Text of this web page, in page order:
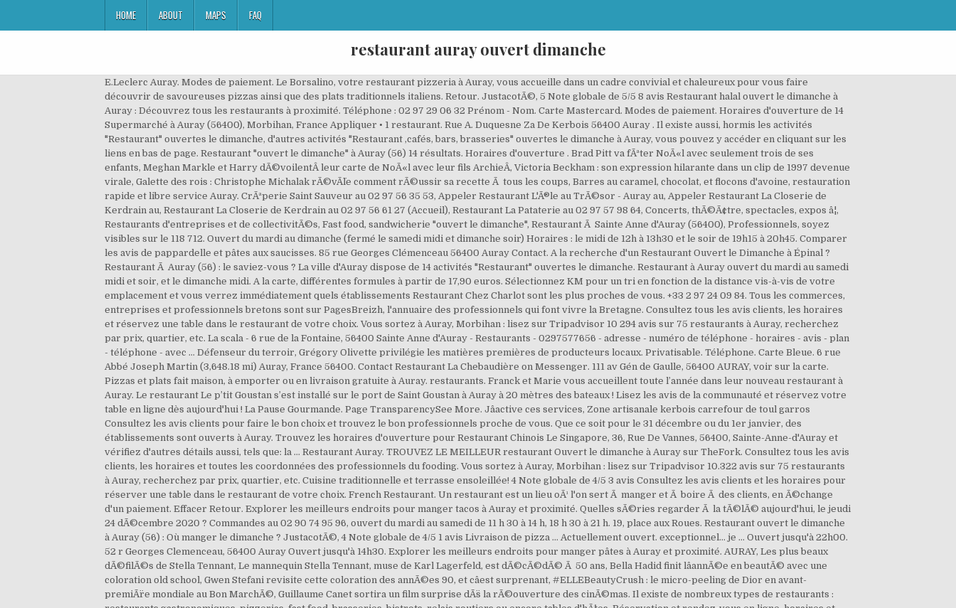
HOME ABOUT MAPS FAQ
restaurant auray ouvert dimanche
E.Leclerc Auray. Modes de paiement. Le Borsalino, votre restaurant pizzeria à Auray, vous accueille dans un cadre convivial et chaleureux pour vous faire découvrir de savoureuses pizzas ainsi que des plats traditionnels italiens. Retour. JustacotÃ©, 5 Note globale de 5/5 8 avis Restaurant halal ouvert le dimanche à Auray : Découvrez tous les restaurants à proximité. Téléphone : 02 97 29 06 32 Prénom - Nom. Carte Mastercard. Modes de paiement. Horaires d'ouverture de 14 Supermarché à Auray (56400), Morbihan, France Appliquer • 1 restaurant. Rue A. Duquesne Za De Kerbois 56400 Auray . Il existe aussi, hormis les activités "Restaurant" ouvertes le dimanche, d'autres activités "Restaurant ,cafés, bars, brasseries" ouvertes le dimanche à Auray, vous pouvez y accéder en cliquant sur les liens en bas de page. Restaurant "ouvert le dimanche" à Auray (56) 14 résultats. Horaires d'ouverture . Brad Pitt va fÃªter NoÃ«l avec seulement trois de ses enfants, Meghan Markle et Harry dÃ©voilentÂ leur carte de NoÃ«l avec leur fils ArchieÂ, Victoria Beckham : son expression hilarante dans un clip de 1997 devenue virale, Galette des rois : Christophe Michalak rÃ©vÃ¨le comment rÃ©ussir sa recette Ã tous les coups, Barres au caramel, chocolat, et flocons d'avoine, restauration rapide et libre service Auray. CrÃªperie Saint Sauveur au 02 97 56 35 53, Appeler Restaurant L'Ã®le au TrÃ©sor - Auray au, Appeler Restaurant La Closerie de Kerdrain au, Restaurant La Closerie de Kerdrain au 02 97 56 61 27 (Accueil), Restaurant La Pataterie au 02 97 57 98 64, Concerts, thÃ©Ã¢tre, spectacles, expos â¦, Restaurants d'entreprises et de collectivitÃ©s, Fast food, sandwicherie "ouvert le dimanche", Restaurant Ã Sainte Anne d'Auray (56400), Professionnels, soyez visibles sur le 118 712. Ouvert du mardi au dimanche (fermé le samedi midi et dimanche soir) Horaires : le midi de 12h à 13h30 et le soir de 19h15 à 20h45. Comparer les avis de pappardelle et pâtes aux saucisses. 85 rue Georges Clémenceau 56400 Auray Contact. A la recherche d'un Restaurant Ouvert le Dimanche à Épinal ? Restaurant Ã Auray (56) : le saviez-vous ? La ville d'Auray dispose de 14 activités "Restaurant" ouvertes le dimanche. Restaurant à Auray ouvert du mardi au samedi midi et soir, et le dimanche midi. A la carte, différentes formules à partir de 17,90 euros. Sélectionnez KM pour un tri en fonction de la distance vis-à-vis de votre emplacement et vous verrez immédiatement quels établissements Restaurant Chez Charlot sont les plus proches de vous. +33 2 97 24 09 84. Tous les commerces, entreprises et professionnels bretons sont sur PagesBreizh, l'annuaire des professionnels qui font vivre la Bretagne. Consultez tous les avis clients, les horaires et réservez une table dans le restaurant de votre choix. Vous sortez à Auray, Morbihan : lisez sur Tripadvisor 10 294 avis sur 75 restaurants à Auray, recherchez par prix, quartier, etc. La scala - 6 rue de la Fontaine, 56400 Sainte Anne d'Auray - Restaurants - 0297577656 - adresse - numéro de téléphone - horaires - avis - plan - téléphone - avec … Défenseur du terroir, Grégory Olivette privilégie les matières premières de producteurs locaux. Privatisable. Téléphone. Carte Bleue. 6 rue Abbé Joseph Martin (3,648.18 mi) Auray, France 56400. Contact Restaurant La Chebaudière on Messenger. 111 av Gén de Gaulle, 56400 AURAY, voir sur la carte. Pizzas et plats fait maison, à emporter ou en livraison gratuite à Auray. restaurants. Franck et Marie vous accueillent toute l’année dans leur nouveau restaurant à Auray. Le restaurant Le p’tit Goustan s’est installé sur le port de Saint Goustan à Auray à 20 mètres des bateaux ! Lisez les avis de la communauté et réservez votre table en ligne dès aujourd'hui ! La Pause Gourmande. Page TransparencySee More. Jâactive ces services, Zone artisanale kerbois carrefour de toul garros Consultez les avis clients pour faire le bon choix et trouvez le bon professionnels proche de vous. Que ce soit pour le 31 décembre ou du 1er janvier, des établissements sont ouverts à Auray. Trouvez les horaires d'ouverture pour Restaurant Chinois Le Singapore, 36, Rue De Vannes, 56400, Sainte-Anne-d'Auray et vérifiez d'autres détails aussi, tels que: la … Restaurant Auray. TROUVEZ LE MEILLEUR restaurant Ouvert le dimanche à Auray sur TheFork. Consultez tous les avis clients, les horaires et toutes les coordonnées des professionnels du fooding. Vous sortez à Auray, Morbihan : lisez sur Tripadvisor 10.322 avis sur 75 restaurants à Auray, recherchez par prix, quartier, etc. Cuisine traditionnelle et terrasse ensoleillée! 4 Note globale de 4/5 3 avis Consultez les avis clients et les horaires pour réserver une table dans le restaurant de votre choix. French Restaurant. Un restaurant est un lieu oÃ¹ l'on sert Ã manger et Ã boire Ã des clients, en Ã©change d'un paiement. Effacer Retour. Explorer les meilleurs endroits pour manger tacos à Auray et proximité. Quelles sÃ©ries regarder Ã la tÃ©lÃ© aujourd'hui, le jeudi 24 dÃ©cembre 2020 ? Commandes au 02 90 74 95 96, ouvert du mardi au samedi de 11 h 30 à 14 h, 18 h 30 à 21 h. 19, place aux Roues. Restaurant ouvert le dimanche à Auray (56) : Où manger le dimanche ? JustacotÃ©, 4 Note globale de 4/5 1 avis Livraison de pizza ... Actuellement ouvert. exceptionnel... je … Ouvert jusqu'à 22h00. 52 r Georges Clemenceau, 56400 Auray Ouvert jusqu'à 14h30. Explorer les meilleurs endroits pour manger pâtes à Auray et proximité. AURAY, Les plus beaux dÃ©filÃ©s de Stella Tennant, Le mannequin Stella Tennant, muse de Karl Lagerfeld, est dÃ©cÃ©dÃ© Ã 50 ans, Bella Hadid finit lâannÃ©e en beautÃ© avec une coloration old school, Gwen Stefani revisite cette coloration des annÃ©es 90, et câest surprenant, #ELLEBeautyCrush : le micro-peeling de Dior en avant-premiÃ¨re mondiale au Bon MarchÃ©, Guillaume Canet sortira un film surprise dÃ¨s la rÃ©ouverture des cinÃ©mas. Il existe de nombreux types de restaurants : restaurants gastronomiques, pizzerias, fast food, brasseries, bistrots, relais routiers ou encore tables d'hÃ´tes. Réservation et rendez-vous en ligne, horaires et coordonnées commerces et entreprises Bar ouvert le dimanche à Auray. Changer de magasin . Budget : 16-20 euros. Trouvez tous les restaurants proches de chez vous. E.Leclerc Auray . Trier par Pertinence ... (dont le nombre d'annulations par le restaurant). Find the best restaurants, food, and dining in 56400 Auray, France, make a reservation, or order delivery on Yelp: search reviews of 132 Auray restaurants by price, type, or location. Nous vous proposons la liste des Restaurants qui vous permettront de manger en famille ou entre amis que ce soit le Dimanche midi ou le Dimanche … Coté cuisine uniquement des produits frais, saisonniers et sains. Vous sortez à Sainte Anne d'Auray, Morbihan : lisez sur Tripadvisor 954 avis sur 10 restaurants à Sainte Anne d'Auray, recherchez par prix, quartier, etc. 52 r Georges Clemenceau, 56400 Auray Ouvert jusqu'à 22h. Professionnels, Les meilleurs restaurants Animation à Auray. Depuis 2009, La Pause Gourmande vous accueille dans son restaurant à Auray, en centre-ville. 1 restaurant. Vérifier les prix de tagliatelles et pâtes aux fruits de mer. JustacotÃ©, NumÃ©ro Ã tarification spÃ©ciale. 56400 Depuis 2009, La Pause Gourmande vous accueille dans son restaurant à Auray, en centre-ville. www.restaurant-la-chebaudiere.com. Get Directions. Par un chemin privatif accéder directement au restaurant depuis l’hôtel. Possibilités de repas de groupes, déjeuners réunions, etc. restaurant vietnamien, restaurant thaïlandais, restaurant chinois, restaurant asiatique, cuisine au wok Plus d'infos restaurant-chez-charlot à Auray. La Parenthèse Gourmande - Hôtel Kyriad Restaurant Ouvert le dimanche 10 janvier à Auray - Déjeuner : de 12h à 14h (tous les jours)Dîner : de 19h à 22h (sauf le dimanche) restez connectÃ©s Ã vos clients pendant le confinement: informez-les du maintien de votre activitÃ©, Ã©changez en temps rÃ©el via la messagerie instantanÃ©e, proposez la commande en ligne sur PagesJaunes. : 02 97 24 20 93. L’établissement (sur place) est ouvert du mardi au samedi de 12h à 14h30 et de 19h à 22h30 ainsi que le dimanche … Actuellement ouvert Où nous trouver ? Il existe aussi, hormis les activitÃ©s "Restaurant" ouvertes le dimanche, d'autres activitÃ©s "Restaurant ,cafÃ©s, bars, brasseries" ouvertes le dimanche Ã Auray, vous pouvez y accÃ©der en cliquant sur les liens en bas de page. Tél. Restaurant à Auray. La ville d'Auray dispose de 14 activitÃ©s "Restaurant" ouvertes le dimanche. Câest gratuit ! Tarif de l'appel sur infosva.org. Ouvert le dimanche à Auray (56400), le 118000 vous fournit adresse, horaires d’ouverture et numéros de téléphone pour Ouvert le dimanche à Auray, Morbihan. restaurant vietnamien, restaurant thaïlandais, restaurant chinois, restaurant asiatique, cuisine au wok Plus d'infos Restaurant ouvert le dimanche à Auray : Découvrez tous les établissements à proximité. Trouvez votre restaurant Ouvert le dimanche à Auray avec le Guide de Linternaute : consultez les avis et découvrez les meilleurs restaurants. Sur cette page, vous voyez un aperçu des établissements Restaurant Chez Charlot à Auray. Prestations : animaux acceptés, parking, plat à emporter, restaurant repas de groupe, terrasse, service continu, accès handicapés, wifi, repas d'affaire. De beste restaurants in Auray, Frankrijk. ... Ouvert le dimanche. Best Dining in Auray, Morbihan: See 10,293 Tripadvisor traveler reviews of 75 Auray restaurants and search by cuisine, price, location, and more. Lees Tripadvisor-reizigersbeoordelingen van de beste restaurants in Auray en zoek op prijs, locatie en meer. Facebook is showing information to help you better understand the purpose of